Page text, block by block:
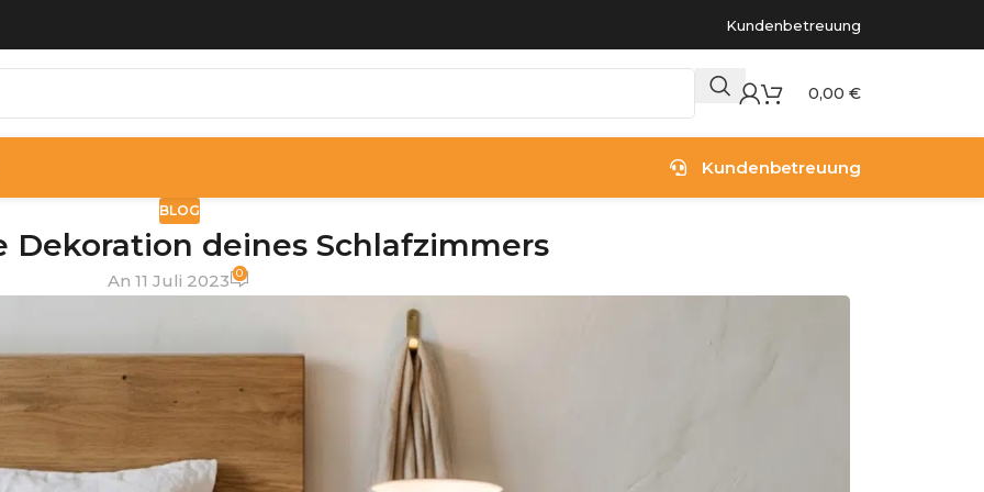
Kundenbetreuung
0,00 €
Kundenbetreuung
BLOG
Dekoration deines Schlafzimmers
An 11 Juli 2023 0